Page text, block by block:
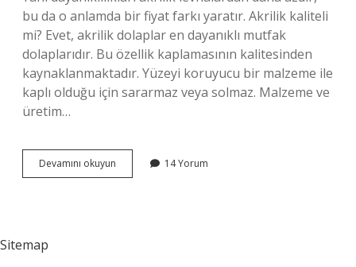
bu da o anlamda bir fiyat farkı yaratır. Akrilik kaliteli
mi? Evet, akrilik dolaplar en dayanıklı mutfak
dolaplarıdır. Bu özellik kaplamasının kalitesinden
kaynaklanmaktadır. Yüzeyi koruyucu bir malzeme ile
kaplı olduğu için sararmaz veya solmaz. Malzeme ve
üretim…
Devamını okuyun Çizilmez
Akrilik
14 Yorum
Sitemap